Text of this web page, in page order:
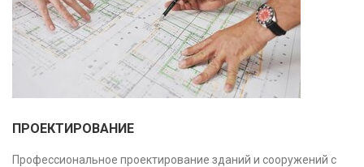
ПРОЕКТИРОВАНИЕ
Профессиональное проектирование зданий и сооружений с